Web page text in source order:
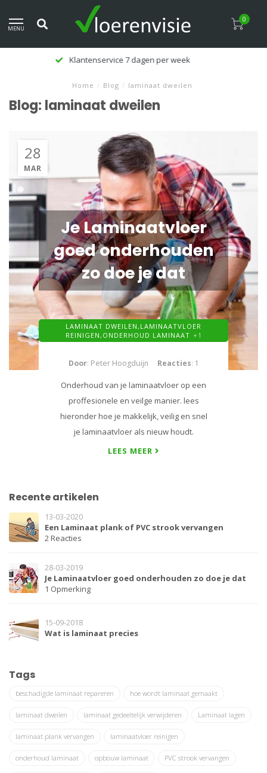
MENU
0
Klanten beoordelen ons met een 9,5
Home / Blog / laminaat dweilen
Blog: laminaat dweilen
28
MAR
Je Laminaatvloer
goed onderhouden
zo doe je dat
LAMINAAT DWEILEN, LAMINAATVLOER
REINIGEN, ONDERHOUD LAMINAAT +1
Door: Peter Hoogduijn Reacties: 1
Onderhoud van je laminaatvloer op een
proffesionele en veilge manier. lees
hieronder hoe je makkelijk, veilig en snel
je laminaatvloer als nieuw houdt.
LEES MEER
Recente artikelen
13-03-2020
Een Laminaat plank of PVC strook vervangen
2 Reacties
28-03-2019
Je Laminaatvloer goed onderhouden zo doe je dat
1 Opmerking
15-09-2018
Wat is laminaat precies
Tags
beschadigde laminaat repareren hoe wordt laminaat gemaakt
laminaat dweilen laminaat gedeeltelijk verwijderen Laminaat lagen
laminaat plank vervangen laminaatvloer reinigen
onderhoud laminaat opbouw laminaat PVC strook vervangen